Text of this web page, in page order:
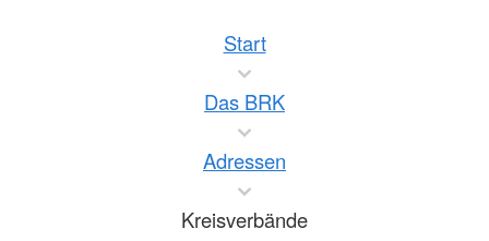
Start
Das BRK
Adressen
Kreisverbände